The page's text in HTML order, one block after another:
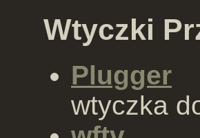
Wtyczki
Plugger
wtyczka